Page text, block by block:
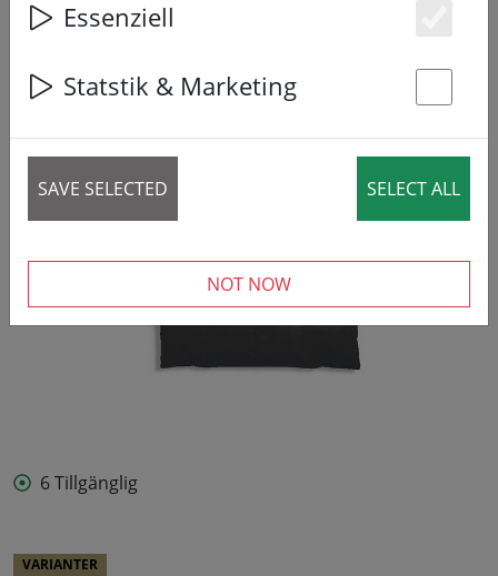
49% DISCOUNT
6 Tillgänglig
VARIANTER
Essenziell
Statstik & Marketing
SAVE SELECTED SELECT ALL
NOT NOW